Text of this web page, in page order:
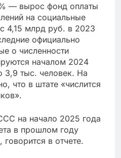
— вырос фонд оплаты
на социальные
4,15 млрд руб. в 2023
официально
о численности
началом 2024
3,9 тыс. человек. На
что в штате «числится
на начало 2025 года
в прошлом году
в отчете.